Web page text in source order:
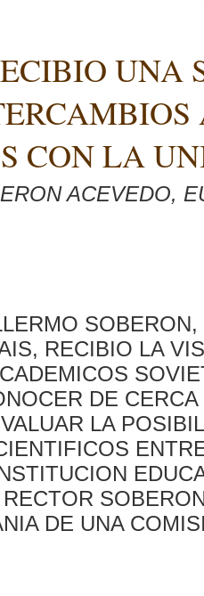
UNA
CON LA
ACEVEDO,
RECIBIO LA
DE
LA
DE UNA